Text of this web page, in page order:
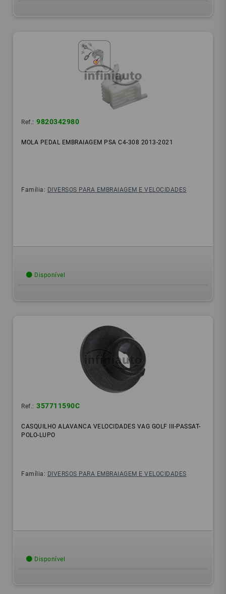
Ref.: 9820342980
MOLA PEDAL EMBRAIAGEM PSA C4-308 2013-2021
Família: DIVERSOS PARA EMBRAIAGEM E VELOCIDADES
Disponível
Ref.: 357711590C
CASQUILHO ALAVANCA VELOCIDADES VAG GOLF III-PASSAT-
POLO-LUPO
Família: DIVERSOS PARA EMBRAIAGEM E VELOCIDADES
Disponível